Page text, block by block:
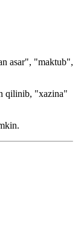
asar", "maktub",
qilinib, "xazina"